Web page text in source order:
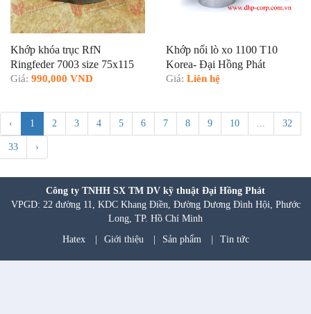
Khớp khóa trục RfN
Ringfeder 7003 size 75x115
Giá: 990,000 VND
Khớp nối lò xo 1100 T10
Korea- Đại Hồng Phát
Giá: Liên hệ
‹ 1 2 3 4 5 6 7 8 9 10 ... 32
33 ›
Công ty TNHH SX TM DV kỹ thuật Đại Hồng Phát
VPGD: 22 đường 11, KDC Khang Điền, Đường Dương Đình Hội, Phước
Long, TP. Hồ Chí Minh
Hatex
Giới thiệu Sản phẩm Tin tức